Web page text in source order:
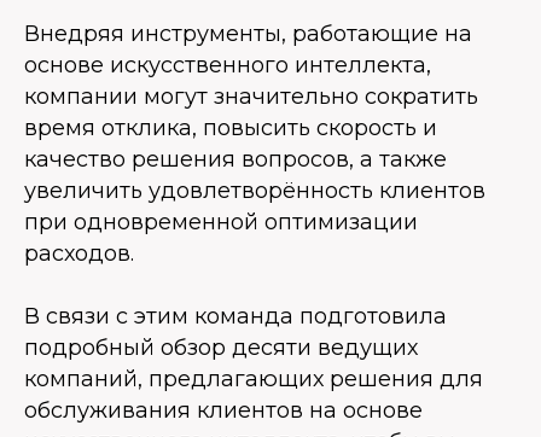
Внедряя инструменты, работающие на
основе искусственного интеллекта,
компании могут значительно сократить
время отклика, повысить скорость и
качество решения вопросов, а также
увеличить удовлетворённость клиентов
при одновременной оптимизации
расходов.
В связи с этим команда подготовила
подробный обзор десяти ведущих
компаний, предлагающих решения для
обслуживания клиентов на основе